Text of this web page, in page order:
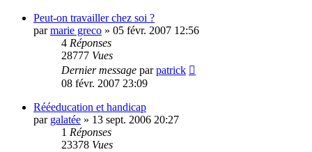
Peut-on travailler chez soi ?
parmarie greco » 05 févr. 2007 12:56
4 Réponses
28777 Vues
Dernier message parpatrick
08 févr. 2007 23:09
Rééeducation et handicap
par galatée » 13 sept. 2006 20:27
1 Réponses
23378 Vues